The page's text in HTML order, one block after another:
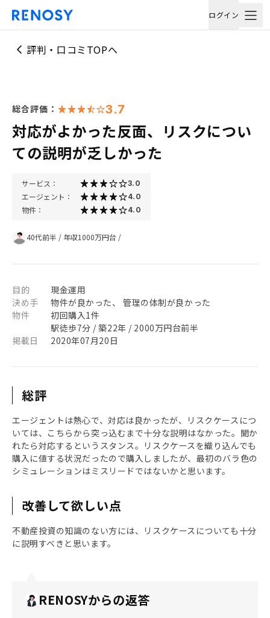
ログイン
評判・口コミTOPへ
総合評価： 3.7
対応がよかった反面、リスクについ
ての説明が乏しかった
サービス： 3.0
エージェント： 4.0
物件： 4.0
40代前半 / 年収1000万円台 /
目的
現金運用
決め手
物件が良かった、 管理の体制が良かった
物件
初回購入1件
駅徒歩7分 / 築22年 / 2000万円台前半
掲載日
2020年07月20日
総評
エージェントは熱心で、対応は良かったが、リスクケースにつ
いては、こちらから突っ込むまで十分な説明はなかった。聞か
れたら対応するというスタンス。リスクケースを織り込んでも
購入に値する状況だったので購入しましたが、最初のバラ色の
シミュレーションはミスリードではないかと思います。
改善して欲しい点
不動産投資の知識のない方には、リスクケースについても十分
に説明すべきと思います。
RENOSYからの返答